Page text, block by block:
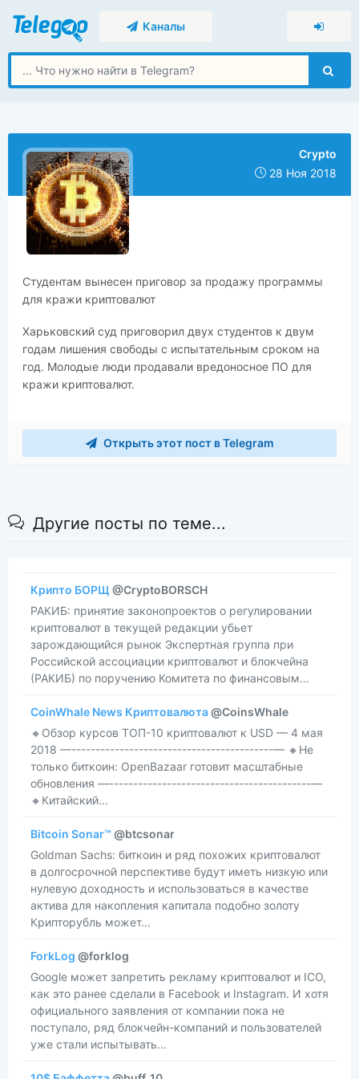
Каналы
Crypto
28 Ноя 2018
​​Студентам вынесен приговор за продажу программы
для кражи криптовалют
Харьковский суд приговорил двух студентов к двум
годам лишения свободы с испытательным сроком на
год. Молодые люди продавали вредоносное ПО для
кражи криптовалют.
Открыть этот пост в Telegram
Другие посты по теме...
Крипто БОРЩ @CryptoBORSCH
​​РАКИБ: принятие законопроектов о регулировании
криптовалют в текущей редакции убьет
зарождающийся рынок Экспертная группа при
Российской ассоциации криптовалют и блокчейна
(РАКИБ) по поручению Комитета по финансовым...
CoinWhale News Криптовалюта@CoinsWhale
​​🔸Обзор курсов ТОП-10 криптовалют к USD — 4 мая
2018 —------------------------------------------— 🔸Не
только биткоин: OpenBazaar готовит масштабные
обновления —------------------------------------------—
🔸Китайский...
Bitcoin Sonar™@btcsonar
​​Goldman Sachs: биткоин и ряд похожих криптовалют
в долгосрочной перспективе будут иметь низкую или
нулевую доходность и использоваться в качестве
актива для накопления капитала подобно золоту
Крипторубль может...
ForkLog @forklog
Google может запретить рекламу криптовалют и ICO,
как это ранее сделали в Facebook и Instagram. И хотя
официального заявления от компании пока не
поступало, ряд блокчейн-компаний и пользователей
уже стали испытывать...